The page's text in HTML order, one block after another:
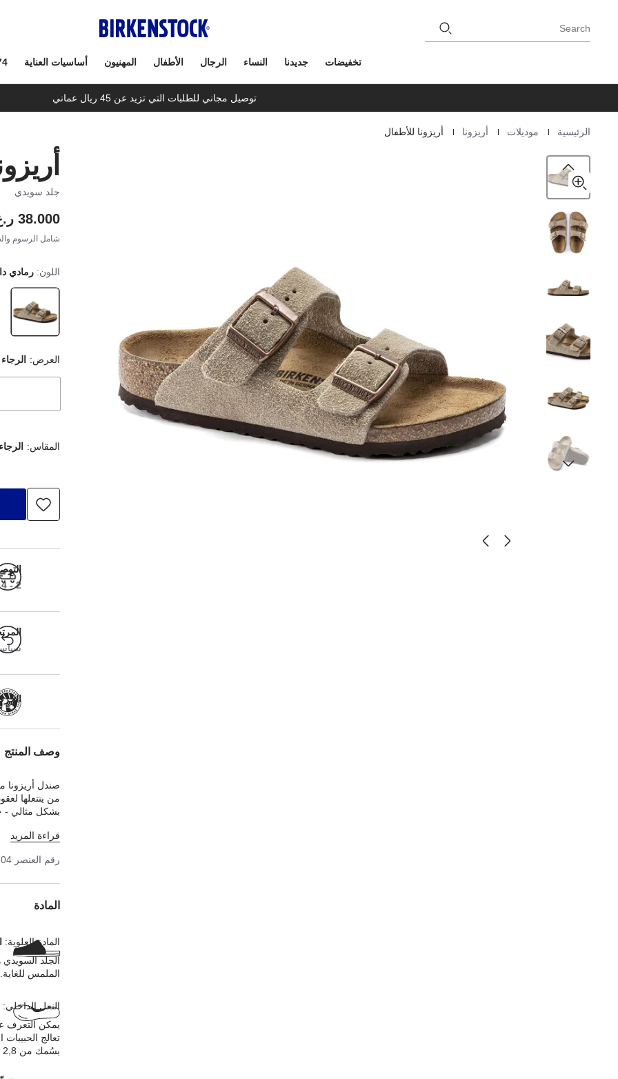
Search
تخفيضات جديدنا النساء الرجال الأطفال المهنيون أساسيات العناية
توصيل مجاني للطلبات التي تزيد عن 45 ريال عماني
Homepage الرئيسية موديلات أريزونا أريزونا للأطفال
جلد سويدي
38.000 ر.ع.
شامل الرسوم
اللون:رمادي
العرض:
المقاس:
2 - 4 أيام عمل
سياسة
وصف المنتج
صندل أريزونا
من ينتعلها
بشكل مثالي -
شعورًا
قراءة المزيد
رقم العنصر
المادة
المادة العلوية:
الجلد
الملمس
النعل الداخلي:
يمكن التعرف
تعالج
بسُمك من 2,8 إلى 3,2 ملليمترات في المادة العلوية.